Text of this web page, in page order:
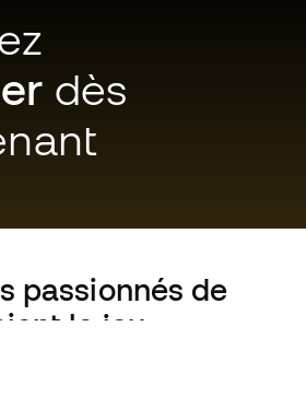
dès
passionnés de
le jeu